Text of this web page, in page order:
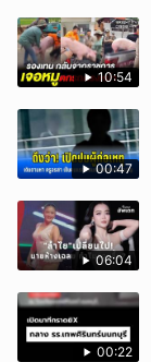
10:54
00:47
06:04
00:22